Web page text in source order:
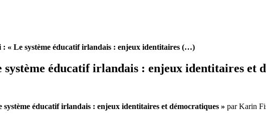
« Le système éducatif irlandais : enjeux identitaires (…)
éducatif irlandais : enjeux identitaires et
système éducatif irlandais : enjeux identitaires et démocratiques » par Karin